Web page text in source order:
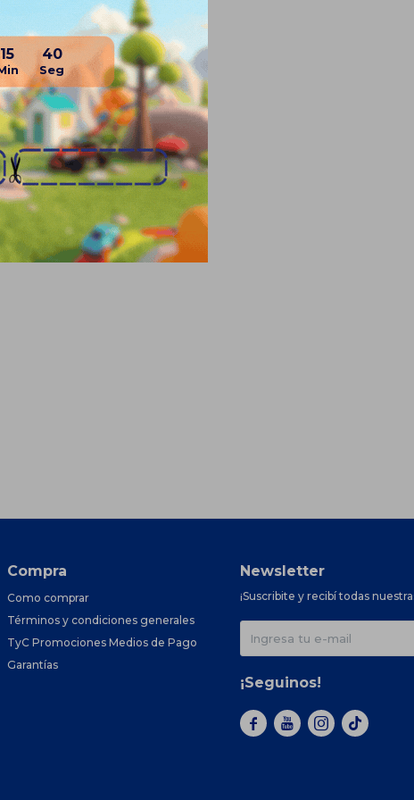
15 40
Compra
Como comprar
Términos y condiciones generales
TyC Promociones Medios de Pago
Garantías
Newsletter
¡Suscribite y recibí todas
¡Seguinos!
  